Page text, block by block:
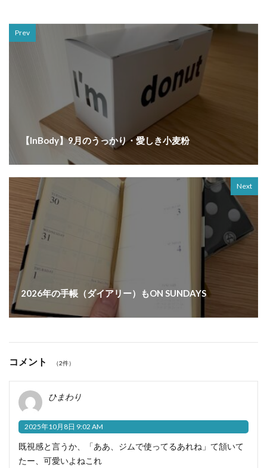
Prev
【InBody】9月のうっかり・愛しき小麦粉
Next
2026年の手帳（ダイアリー）もON SUNDAYS
コメント （2件）
ひまわり
2025年10月8日 9:02 AM
既視感と言うか、「ああ、ジムで使ってるあれね」て頷いて
たー、可愛いよねこれ